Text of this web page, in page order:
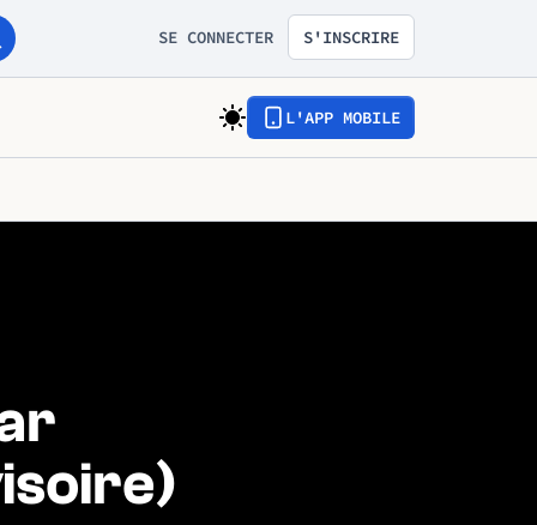
SE CONNECTER S'INSCRIRE
L'APP MOBILE